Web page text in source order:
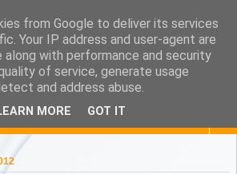
without you...tea
from Google to deliver its services
Your IP address and user-agent are
along with performance and security
of service, generate usage
and address abuse.
MORE GOT IT